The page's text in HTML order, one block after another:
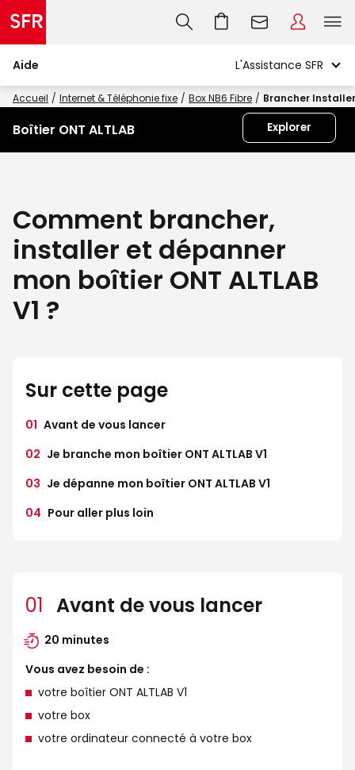
Aide
Accueil Internet & Téléphonie fixe Box NB6 Fibre Brancher
Boîtier ONT ALTLAB Explorer
Comment brancher,
installer et dépanner
mon boîtier ONT ALTLAB
V1 ?
Sur cette page
01 Avant de vous lancer
02 Je branche mon boîtier ONT ALTLAB V1
03 Je dépanne mon boîtier ONT ALTLAB V1
04 Pour aller plus loin
01 Avant de vous lancer
20 minutes
Vous avez besoin de :
votre boîtier ONT ALTLAB V1
votre box
votre ordinateur connecté à votre box